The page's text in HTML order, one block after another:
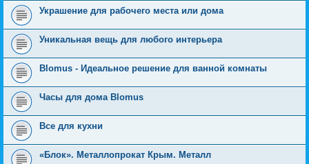
Украшение для рабочего места или дома
Уникальная вещь для любого интерьера
Blomus - Идеальное решение для ванной комнаты
Часы для дома Blomus
Все для кухни
«Блок». Металлопрокат Крым. Металл